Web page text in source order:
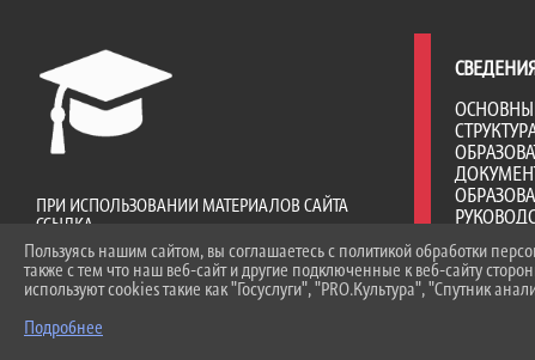
ПРИ ИСПОЛЬЗОВАНИИ МАТЕРИАЛОВ САЙТА
ССЫЛКА
ОБЯЗАТЕЛЬНА. АВТОМАТИЗИРОВАННОЕ
ИЗВЛЕЧЕНИЕ
ИНФОРМАЦИИ САЙТА ЗАПРЕЩЕНО!
Пользуясь нашим сайтом, вы соглашаетесь с политикой обработки
также с тем что наш веб-сайт и другие подключенные к веб-сайту
используют cookies такие как "Госуслуги", "PRO.Культура", "Спутник
Подробнее